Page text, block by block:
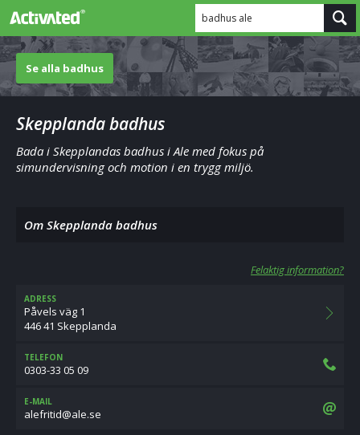
badhus ale
Se alla badhus
Skepplanda badhus
Bada i Skepplandas badhus i Ale med fokus på
simundervisning och motion i en trygg miljö.
Om Skepplanda badhus
Felaktig information?
ADRESS
Påvels väg 1
446 41 Skepplanda
TELEFON
0303-33 05 09
E-MAIL
es.ela@ditirfela